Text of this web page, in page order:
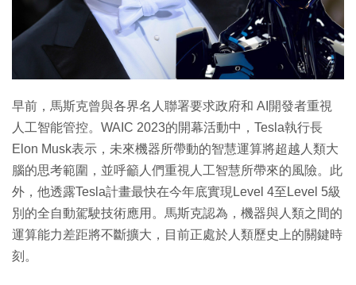
早前，馬斯克曾與各界名人聯署要求政府和 AI開發者重視
人工智能管控。WAIC 2023的開幕活動中，Tesla執行長
Elon Musk表示，未來機器所帶動的智慧運算將超越人類大
腦的思考範圍，並呼籲人們重視人工智慧所帶來的風險。此
外，他透露Tesla計畫最快在今年底實現Level 4至Level 5級
別的全自動駕駛技術應用。馬斯克認為，機器與人類之間的
運算能力差距將不斷擴大，目前正處於人類歷史上的關鍵時
刻。